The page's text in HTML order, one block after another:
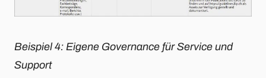
Beispiel 4: Eigene Governance für Service und
Support